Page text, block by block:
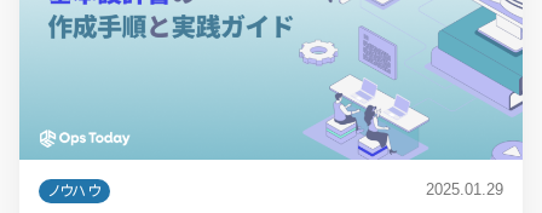
ノウハウ 2025.01.29